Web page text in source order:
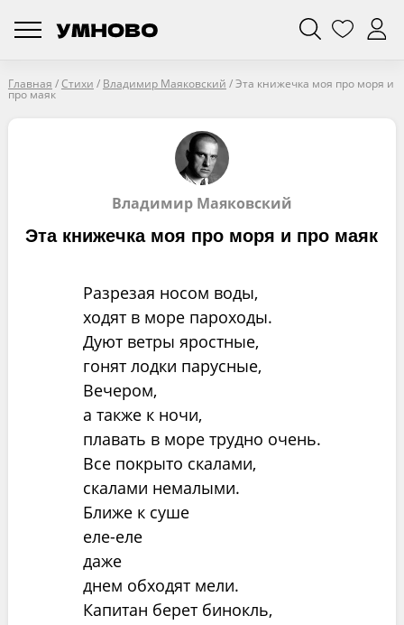
Главная /Стихи / Владимир Маяковский /Эта книжечка моя про моря и
про маяк
Владимир Маяковский
Эта книжечка моя про моря и про маяк
Разрезая носом воды,
ходят в море пароходы.
Дуют ветры яростные,
гонят лодки парусные,
Вечером,
а также к ночи,
плавать в море трудно очень.
Все покрыто скалами,
скалами немалыми.
Ближе к суше
еле-еле
даже
днем обходят мели.
Капитан берет бинокль,